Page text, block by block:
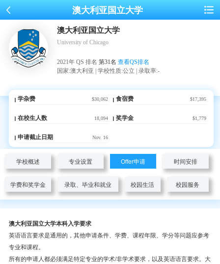
澳大利亚国立大学
澳大利亚国立大学
University of Chicago
2021年 QS 排名 第31名 查看QS排名
国家:澳大利亚 | 学校性质:公立 | 录取率:-
学杂费 $30,062 食宿费 $17,395
在校生人数 18,094 奖学金 $1,779
申请截止日期 Nov. 16
学校概述 专业设置 Offer申请 时间安排
学费和奖学金 录取、毕业和就业 校园生活 校园服务
澳大利亚国立大学本科入学要求
英语语言要求是通用的，其他申请条件、学费、课程年限、学分等问题应参考
专业和课程。
所有的申请人都必须满足特定专业的学术/非学术要求，以及英语语言要求。大